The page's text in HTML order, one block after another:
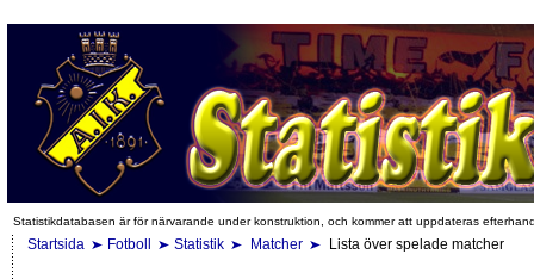
Statistikdatabasen är för närvarande under konstruktion, och kommer att uppdateras
Startsida Fotboll Statistik Matcher Lista över spelade matcher